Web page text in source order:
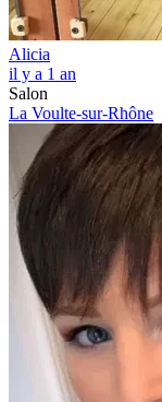
Alicia
il y a 1 an
Salon
La Voulte-sur-Rhône